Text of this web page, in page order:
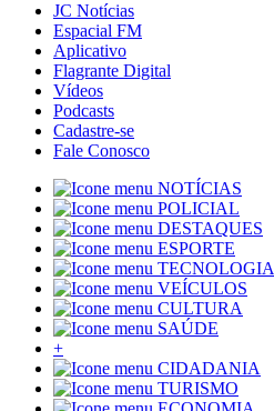
JC Notícias
Espacial FM
Aplicativo
Flagrante Digital
Vídeos
Podcasts
Cadastre-se
Fale Conosco
NOTÍCIAS
POLICIAL
DESTAQUES
ESPORTE
TECNOLOGIA
VEÍCULOS
CULTURA
SAÚDE
+
CIDADANIA
TURISMO